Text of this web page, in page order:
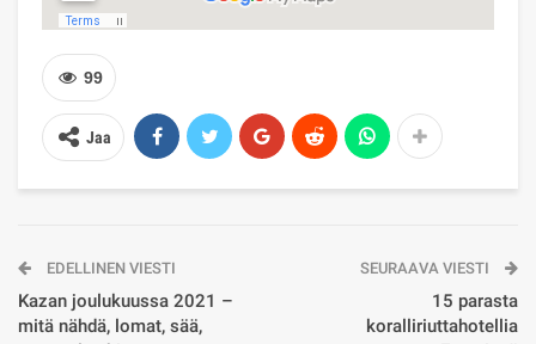
99
Jaa
EDELLINEN VIESTI
Kazan joulukuussa 2021 –
mitä nähdä, lomat, sää,
SEURAAVA VIESTI
15 parasta
koralliriuttahotellia